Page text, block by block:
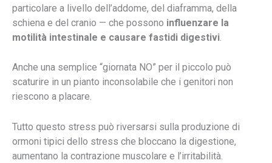
particolare a livello dell’addome, del diaframma, della
schiena e del cranio — che possono influenzare la
motilità intestinale e causare fastidi digestivi.
Anche una semplice “giornata NO” per il piccolo può
scaturire in un pianto inconsolabile che i genitori non
riescono a placare.
Tutto questo stress può riversarsi sulla produzione di
ormoni tipici dello stress che bloccano la digestione,
aumentano la contrazione muscolare e l’irritabilità.